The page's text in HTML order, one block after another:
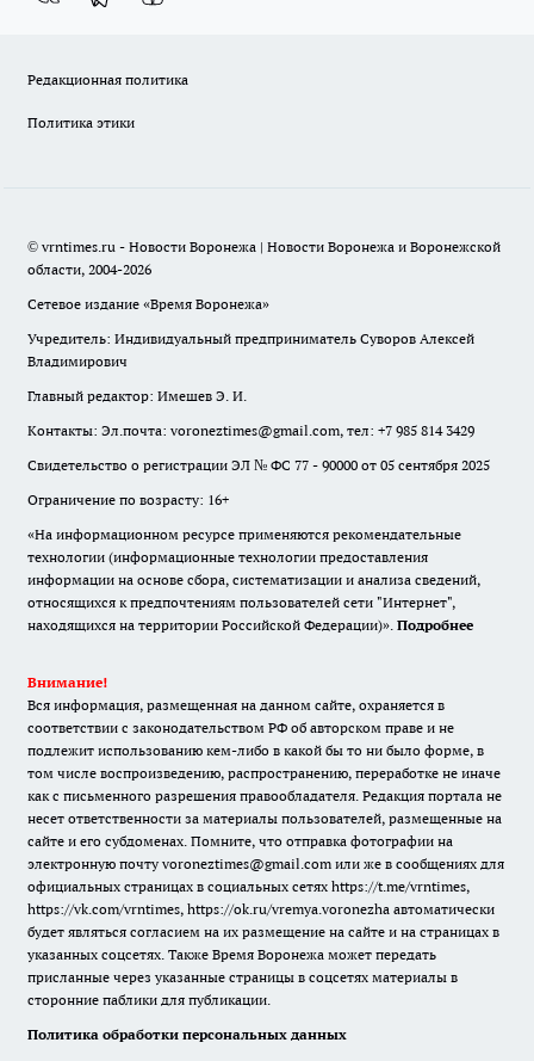
Редакционная политика
Политика этики
© vrntimes.ru - Новости Воронежа | Новости Воронежа и Воронежской
области, 2004-2026
Сетевое издание «Время Воронежа»
Учредитель: Индивидуальный предприниматель Суворов Алексей
Владимирович
Главный редактор: Имешев Э. И.
Контакты: Эл.почта: voroneztimes@gmail.com, тел: +7 985 814 3429
Свидетельство о регистрации ЭЛ № ФС 77 - 90000 от 05 сентября 2025
Ограничение по возрасту: 16+
«На информационном ресурсе применяются рекомендательные
технологии (информационные технологии предоставления
информации на основе сбора, систематизации и анализа сведений,
относящихся к предпочтениям пользователей сети "Интернет",
находящихся на территории Российской Федерации)». Подробнее
Внимание!
Вся информация, размещенная на данном сайте, охраняется в
соответствии с законодательством РФ об авторском праве и не
подлежит использованию кем-либо в какой бы то ни было форме, в
том числе воспроизведению, распространению, переработке не иначе
как с письменного разрешения правообладателя. Редакция портала не
несет ответственности за материалы пользователей, размещенные на
сайте и его субдоменах. Помните, что отправка фотографии на
электронную почту voroneztimes@gmail.com или же в сообщениях для
официальных страницах в социальных сетях https://t.me/vrntimes,
https://vk.com/vrntimes, https://ok.ru/vremya.voronezha автоматически
будет являться согласием на их размещение на сайте и на страницах в
указанных соцсетях. Также Время Воронежа может передать
присланные через указанные страницы в соцсетях материалы в
сторонние паблики для публикации.
Политика обработки персональных данных